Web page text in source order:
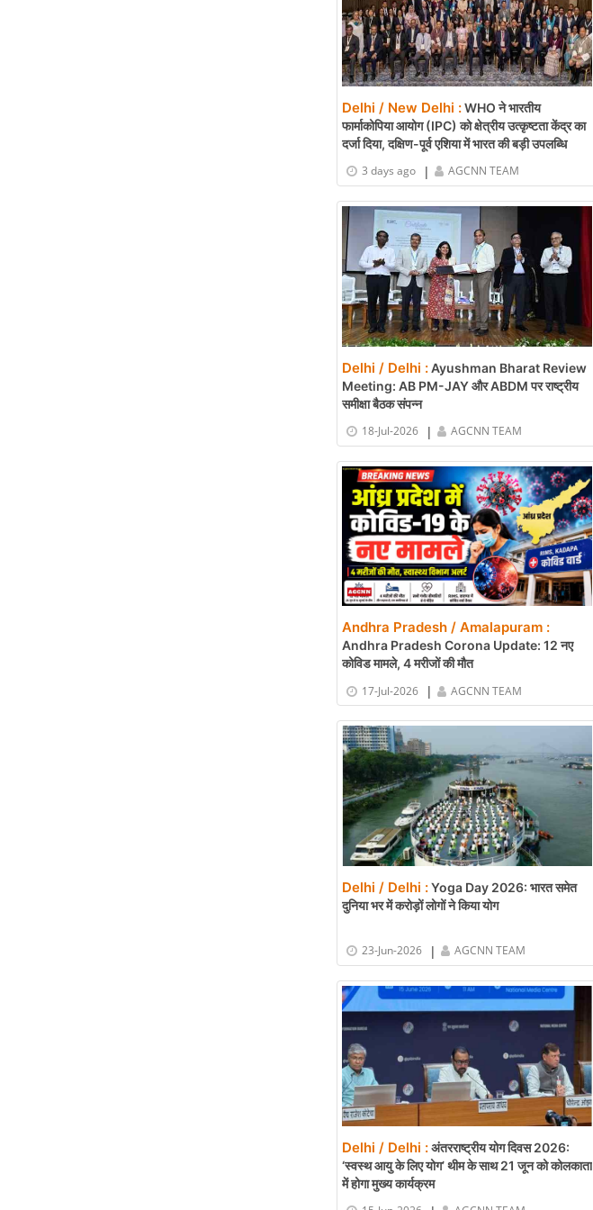
Delhi / New Delhi :WHO ने भारतीय
फार्माकोपिया आयोग (IPC) को क्षेत्रीय उत्कृष्टता केंद्र का
दर्जा दिया, दक्षिण-पूर्व एशिया में भारत की बड़ी उपलब्धि
3 days ago
| AGCNN TEAM
Delhi / Delhi :Ayushman Bharat Review
Meeting: AB PM-JAY और ABDM पर राष्ट्रीय
समीक्षा बैठक संपन्न
18-Jul-2026
| AGCNN TEAM
Andhra Pradesh / Amalapuram :
Andhra Pradesh Corona Update: 12 नए
कोविड मामले, 4 मरीजों की मौत
17-Jul-2026
| AGCNN TEAM
Delhi / Delhi :Yoga Day 2026: भारत समेत
दुनिया भर में करोड़ों लोगों ने किया योग
23-Jun-2026 | AGCNN TEAM
Delhi / Delhi :अंतरराष्ट्रीय योग दिवस 2026:
‘स्वस्थ आयु के लिए योग’ थीम के साथ 21 जून को कोलकाता
में होगा मुख्य कार्यक्रम